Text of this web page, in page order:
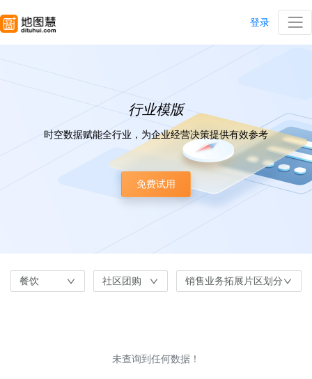
登录
行业模版
时空数据赋能全行业，为企业经营决策提供有效参考
免费试用
餐饮 社区团购 销售业务拓展片区划分
未查询到任何数据！